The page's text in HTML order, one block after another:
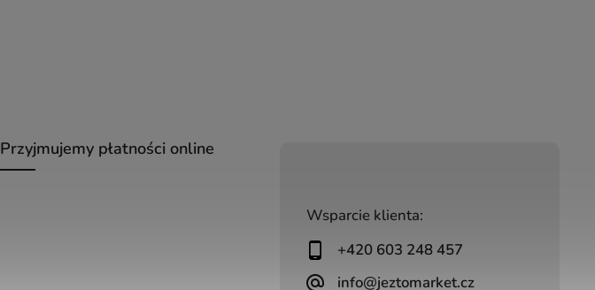
Wsparcie klienta:
+420 603 248 457
info@jeztomarket.cz
Przyjmujemy płatności online